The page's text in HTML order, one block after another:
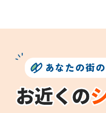
あなたの街の